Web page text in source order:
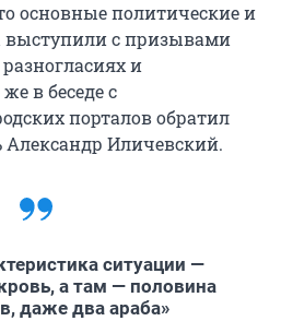
основные политические и
выступили с призывами
и
в беседе с
порталов обратил
Иличевский.
ситуации —
а там — половина
даже два араба»